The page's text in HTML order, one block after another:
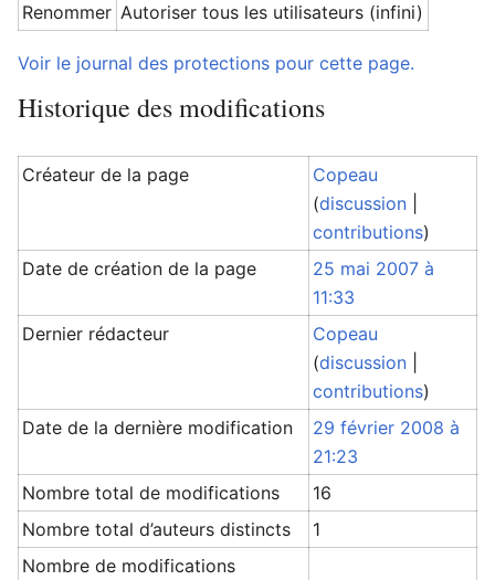
Renommer Autoriser tous les utilisateurs (infini)
Voir le journal des protections pour cette page.
Historique des modifications
Créateur de la page
Copeau
(discussion
contributions)
Date de création de la page
25 mai 2007 à
11:33
Dernier rédacteur
Copeau
(discussion
contributions)
Date de la dernière modification
29 février 2008 à
21:23
Nombre total de modifications
16
Nombre total d’auteurs distincts
1
Nombre de modifications